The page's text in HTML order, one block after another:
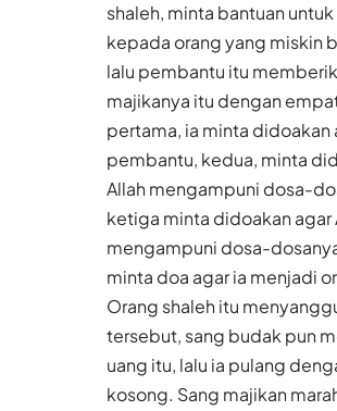
shaleh, minta bantuan
kepada orang yang miskin
lalu pembantu itu
majikanya itu dengan
pertama, ia minta didoakan
pembantu, kedua, minta
Allah mengampuni dosa-
ketiga minta didoakan agar
mengampuni dosa-
minta doa agar ia menjadi
Orang shaleh itu
tersebut, sang budak pun
uang itu, lalu ia pulang
kosong. Sang majikan